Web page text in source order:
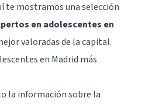
te mostramos una selección
en adolescentes en
valoradas de la capital.
en Madrid más
la información sobre la